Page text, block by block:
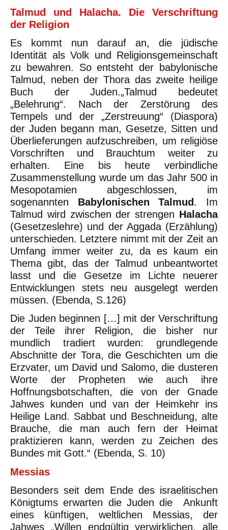
Talmud und Halacha. Die Verschriftung
der Religion
Es kommt nun darauf an, die jüdische
Identität als Volk und Religionsgemeinschaft
zu bewahren. So entsteht der babylonische
Talmud, neben der Thora das zweite heilige
Buch der Juden.„Talmud bedeutet
„Belehrung“. Nach der Zerstörung des
Tempels und der „Zerstreuung“ (Diaspora)
der Juden begann man, Gesetze, Sitten und
Überlieferungen aufzuschreiben, um religiöse
Vorschriften und Brauchtum weiter zu
erhalten. Eine bis heute verbindliche
Zusammenstellung wurde um das Jahr 500 in
Mesopotamien abgeschlossen, im
sogenannten Babylonischen Talmud . Im
Talmud wird zwischen der strengen Halacha
(Gesetzeslehre) und der Aggada (Erzählung)
unterschieden. Letztere nimmt mit der Zeit an
Umfang immer weiter zu, da es kaum ein
Thema gibt, das der Talmud unbeantwortet
lasst und die Gesetze im Lichte neuerer
Entwicklungen stets neu ausgelegt werden
müssen. (Ebenda, S.126)
Die Juden beginnen […] mit der Verschriftung
der Teile ihrer Religion, die bisher nur
mundlich tradiert wurden: grundlegende
Abschnitte der Tora, die Geschichten um die
Erzvater, um David und Salomo, die dusteren
Worte der Propheten wie auch ihre
Hoffnungsbotschaften, die von der Gnade
Jahwes kunden und van der Heimkehr ins
Heilige Land. Sabbat und Beschneidung, alte
Brauche, die man auch fern der Heimat
praktizieren kann, werden zu Zeichen des
Bundes mit Gott.“ (Ebenda, S. 10)
Messias
Besonders seit dem Ende des israelitischen
Königtums erwarten die Juden die Ankunft
eines künftigen, weltlichen Messias, der
Jahwes „Willen endgültig verwirklichen, alle